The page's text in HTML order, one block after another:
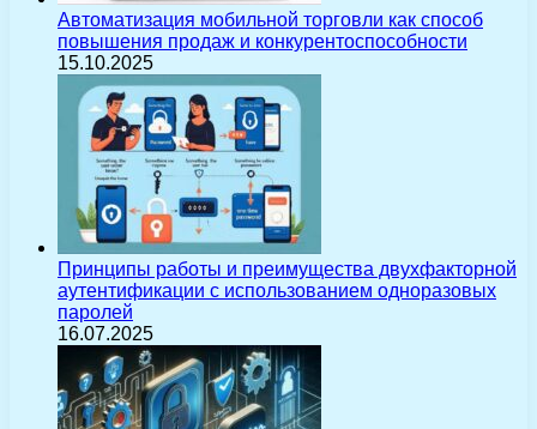
Автоматизация мобильной торговли как способ
повышения продаж и конкурентоспособности
15.10.2025
Принципы работы и преимущества двухфакторной
аутентификации с использованием одноразовых
паролей
16.07.2025